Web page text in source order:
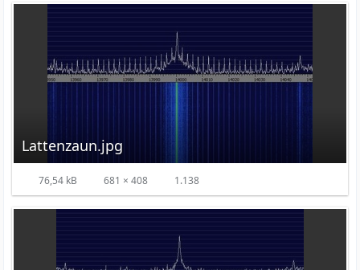
Lattenzaun.jpg
76,54 kB 681 × 408 1.138